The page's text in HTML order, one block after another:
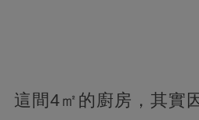
這間4㎡的廚房，其實